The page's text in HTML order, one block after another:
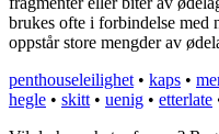
brukes ofte i forbindelse med
oppstår store mengder av
penthouseleilighet • kaps •
hegle • skitt • uenig • etterlate